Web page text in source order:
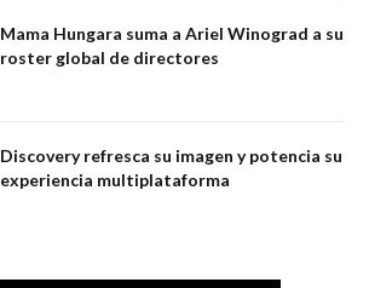
Mama Hungara suma a Ariel Winograd a su
roster global de directores
Discovery refresca su imagen y potencia su
experiencia multiplataforma